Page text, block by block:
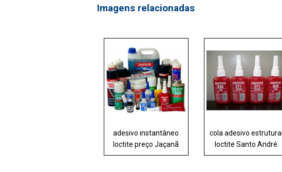
Imagens relacionadas
adesivo instantâneo
loctite preço Jaçanã
cola adesivo estrutural
loctite Santo André